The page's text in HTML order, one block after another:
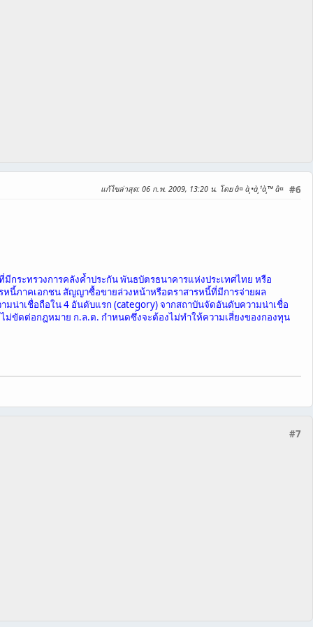
#6
แก้ไขล่าสุด: 06 ก.พ. 2009, 13:20 น. โดย â¤ à¸•à¸¹à¸™ â¤
ระทรวงการคลังค้ำประกัน พันธบัตรธนาคารแห่งประเทศไทย หรือ
นี้ภาคเอกชน สัญญาซื้อขายล่วงหน้าหรือตราสารหนี้ที่มีการจ่ายผล
น่าเชื่อถือใน 4 อันดับแรก (category) จากสถาบันจัดอันดับความน่าเชื่อ
ขัดต่อกฎหมาย ก.ล.ต. กำหนดซึ่งจะต้องไม่ทำให้ความเสี่ยงของกองทุน
#7